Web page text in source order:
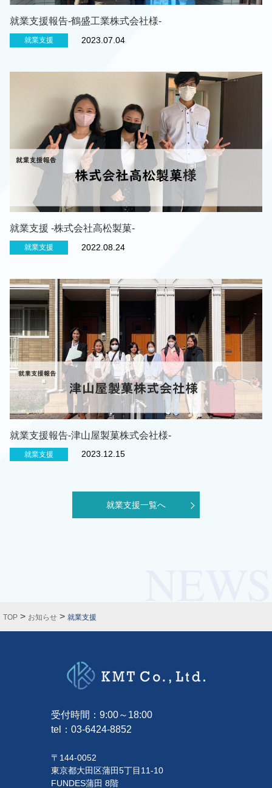
就業支援報告-鶴盛工業株式会社様-
就業支援 2023.07.04
就業支援 -株式会社高松製菓-
就業支援 2022.08.24
就業支援報告-津山屋製菓株式会社様-
就業支援 2023.12.15
就業支援一覧へ
TOP > お知らせ > 就業支援
受付時間：9:00～18:00
tel： 03-6424-8852
〒144-0052
東京都大田区蒲田5丁目11-10
FUNDES蒲田 8階